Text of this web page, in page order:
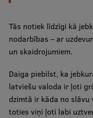
Mobilitātes
Starptautiskie
Starptautiskie
EURAXESS RSU
EATRIS
Tās notiek līdzīgi kā
nodarbības – ar
un skaidrojumiem.
Daiga piebilst, ka
latviešu valoda ir ļoti
dzimtā ir kāda no
toties viņi ļoti labi